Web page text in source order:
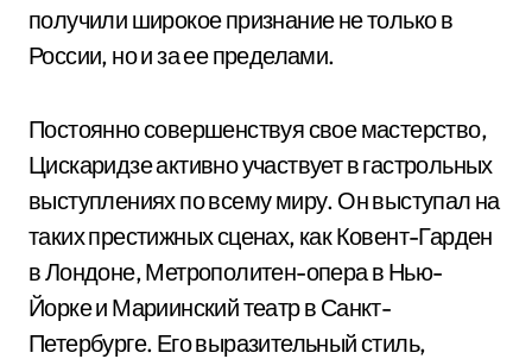
получили широкое признание не только в
России, но и за ее пределами.
Постоянно совершенствуя свое мастерство,
Цискаридзе активно участвует в гастрольных
выступлениях по всему миру. Он выступал на
таких престижных сценах, как Ковент-Гарден
в Лондоне, Метрополитен-опера в Нью-
Йорке и Мариинский театр в Санкт-
Петербурге. Его выразительный стиль,